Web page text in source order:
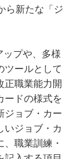
ら新たな「ジ
ップや、多様
ツールとして
正職業能力開
ードの様式を
ジョブ・カー
いジョブ・カ
職業訓練・